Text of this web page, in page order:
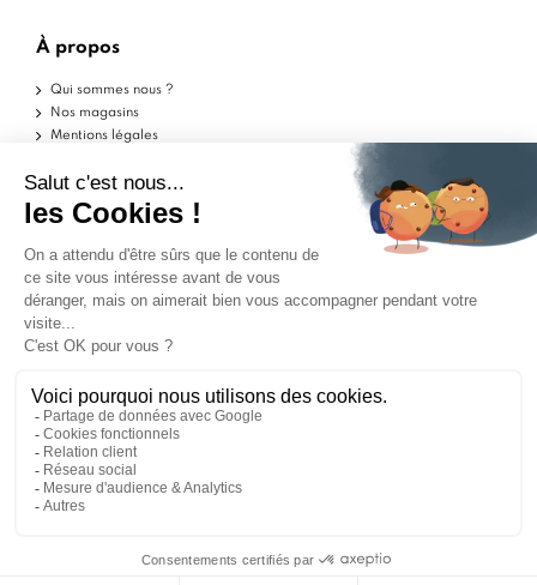
À propos
Qui sommes nous ?
Nos magasins
Mentions légales
Politique de confidentialité
Aide
Echantillons
Livraisons
Retours
FAQ
Contactez-nous
Marchand approuvé par la Société des Avis Garantis,
cliquez ici pour vérifier.
ILS PARLENT DE NOUS